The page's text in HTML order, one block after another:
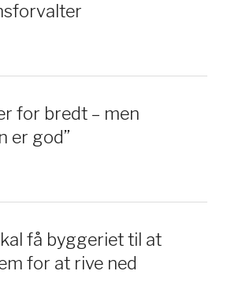
for bredt – men
er god”
få byggeriet til at
for at rive ned